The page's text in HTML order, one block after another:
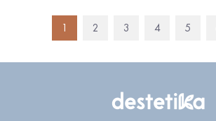
1 2 3 4 5